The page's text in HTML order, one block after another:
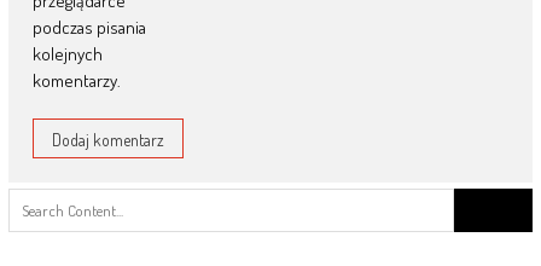
podczas pisania
kolejnych
komentarzy.